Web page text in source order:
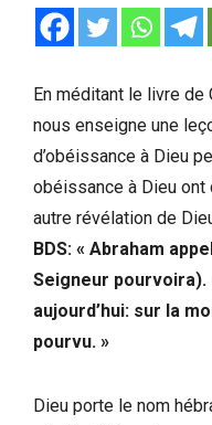
En méditant le livre de
nous enseigne une
d’obéissance à Dieu
obéissance à Dieu ont
autre révélation de
BDS: « Abraham
Seigneur pourvoira).
aujourd’hui: sur la
pourvu. »
Dieu porte le nom